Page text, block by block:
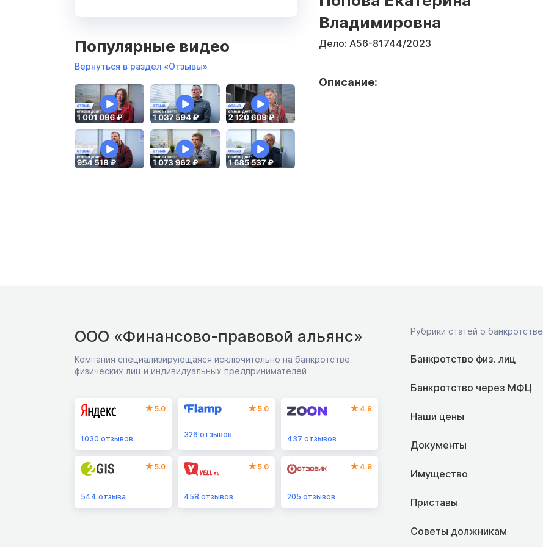
Популярные видео
Вернуться в раздел «Отзывы»
Владимировна
Дело: А56-81744/2023
Описание:
ООО «Финансово-правовой альянс»
Компания специализирующаяся исключительно на банкротстве
физических лиц и индивидуальных предпринимателей
5.0
1030 отзывов
5.0
326 отзывов
4.8
437 отзывов
5.0
544 отзыва
5.0
458 отзывов
4.8
205 отзывов
Рубрики статей о банкротстве
Банкротство физ. лиц
Банкротство через МФЦ
Наши цены
Документы
Имущество
Приставы
Советы должникам